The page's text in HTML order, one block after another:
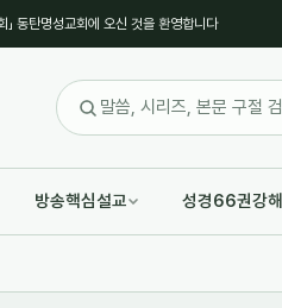
」 동탄명성교회에 오신 것을 환영합니다
방송핵심설교 성경66권강해